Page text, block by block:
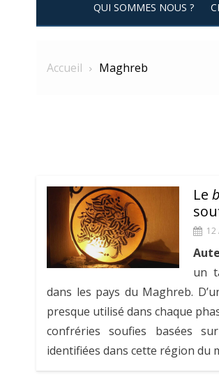
QUI SOMMES NOUS ?
Accueil Maghreb
Le
12
un
dans les pays du Maghreb.
presque utilisé dans chaque
confréries soufies basées
identifiées dans cette région du